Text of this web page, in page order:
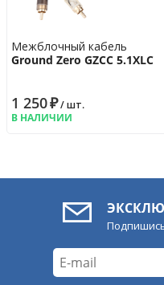
Межблочный кабель
Ground Zero GZCC 5.1XLC
1 250₽/ шт.
В НАЛИЧИИ